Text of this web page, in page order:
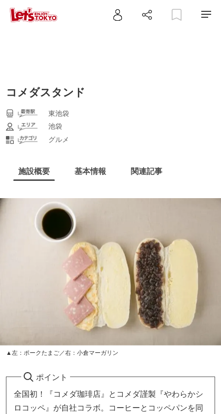
コメダスタンド
東池袋
池袋
グルメ
施設概要 基本情報 関連記事
▲左：ポークたまご／右：小倉マーガリン
ポイント
全国初！『コメダ珈琲店』とコメダ謹製『やわらかシ
ロコッペ』が自社コラボ。コーヒーとコッペパンを同